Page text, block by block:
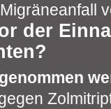
der